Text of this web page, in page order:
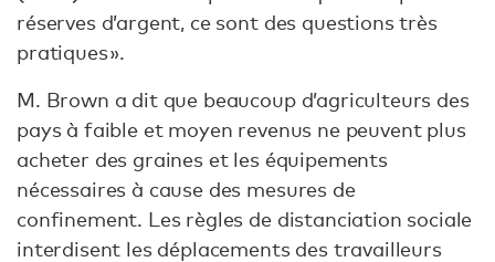
réserves d’argent, ce sont des questions très
pratiques ».
M. Brown a dit que beaucoup d’agriculteurs des
pays à faible et moyen revenus ne peuvent plus
acheter des graines et les équipements
nécessaires à cause des mesures de
confinement. Les règles de distanciation sociale
interdisent les déplacements des travailleurs